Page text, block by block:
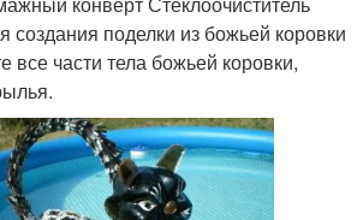
поделки из божьей коровки
все части тела божьей коровки,